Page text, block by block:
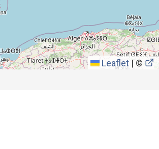
Leaflet | ©